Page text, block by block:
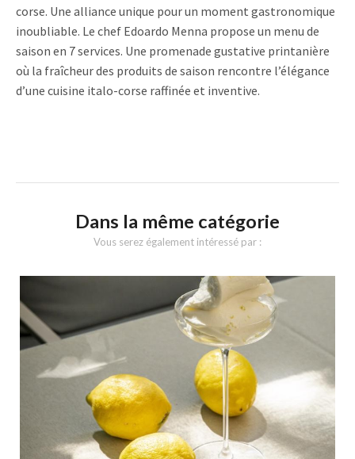
corse. Une alliance unique pour un moment gastronomique
inoubliable. Le chef Edoardo Menna propose un menu de
saison en 7 services. Une promenade gustative printanière
où la fraîcheur des produits de saison rencontre l’élégance
d’une cuisine italo-corse raffinée et inventive.
Dans la même catégorie
Vous serez également intéressé par :